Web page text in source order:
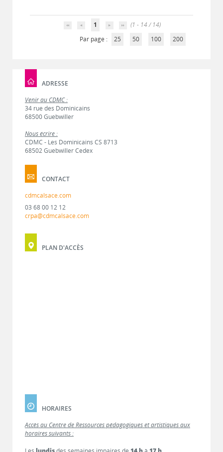
1
(1 - 14 / 14)
Par page :
25 50 100 200
ADRESSE
Venir au CDMC :
34 rue des Dominicains
68500 Guebwiller
Nous écrire :
CDMC - Les Dominicains CS 8713
68502 Guebwiller Cedex
CONTACT
cdmcalsace.com
03 68 00 12 12
crpa@cdmcalsace.com
PLAN D'ACCÈS
HORAIRES
Accès au Centre de Ressources pédagogiques et artistiques aux
horaires suivants :